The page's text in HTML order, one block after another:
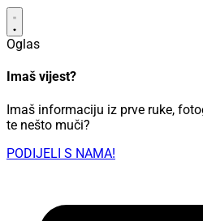
Oglas
Imaš vijest?
Imaš informaciju iz prve ruke,
te nešto muči?
PODIJELI S NAMA!